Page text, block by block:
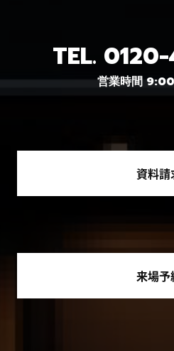
TEL.
営業時間
資料請
来場予